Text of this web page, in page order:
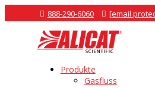
 888-290-6060  [email
Produkte
Gasfluss